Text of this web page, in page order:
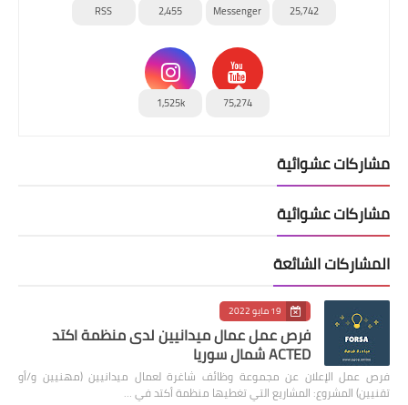
25,742
Messenger
2,455
RSS
75,274
1,525k
مشاركات عشوائية
مشاركات عشوائية
المشاركات الشائعة
19 مايو 2022
فرص عمل عمال ميدانيين لدى منظمة اكتد
ACTED شمال سوريا
فرص عمل الإعلان عن مجموعة وظائف شاغرة لعمال ميدانيين (مهنيين و/أو
تقنيين) المشروع: المشاريع التي تغطيها منظمة أكتد في …